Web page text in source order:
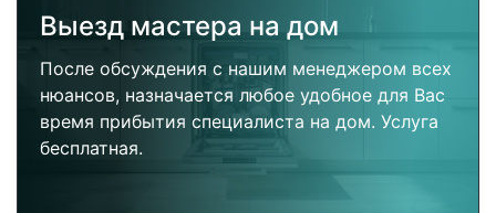
Выезд мастера на дом
После обсуждения с нашим менеджером всех
нюансов, назначается любое удобное для Вас
время прибытия специалиста на дом. Услуга
бесплатная.